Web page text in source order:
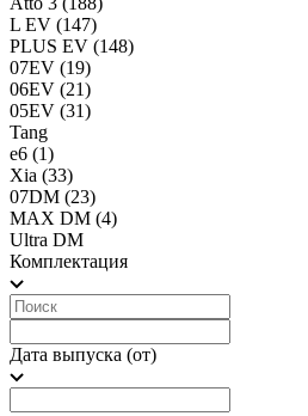
L EV (147)
PLUS EV (148)
07EV (19)
06EV (21)
05EV (31)
Tang
e6 (1)
Xia (33)
07DM (23)
MAX DM (4)
Ultra DM
Комплектация
Дата выпуска (от)